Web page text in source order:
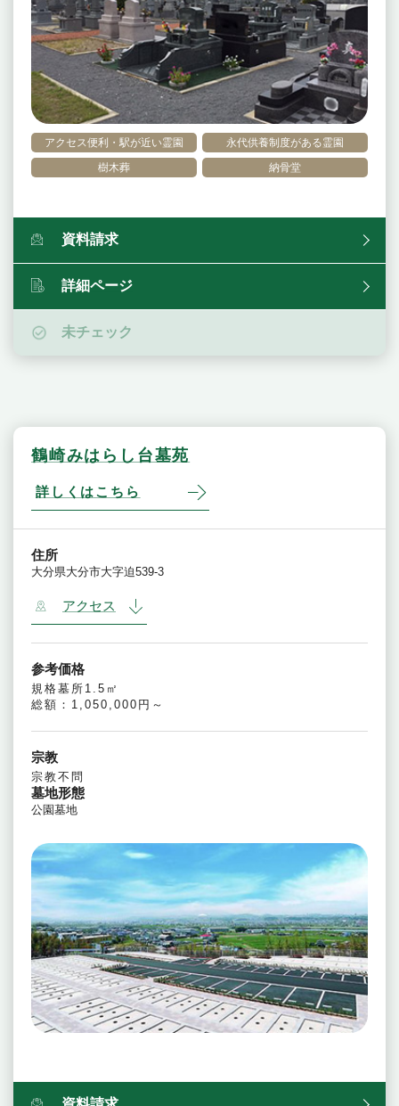
アクセス便利・駅が近い霊園
永代供養制度がある霊園
樹木葬
納骨堂
資料請求
詳細ページ
未チェック
鶴崎みはらし台墓苑
詳しくはこちら
住所
大分県大分市大字迫539-3
アクセス
参考価格
規格墓所1.5㎡
総額：1,050,000円～
宗教
宗教不問
墓地形態
公園墓地